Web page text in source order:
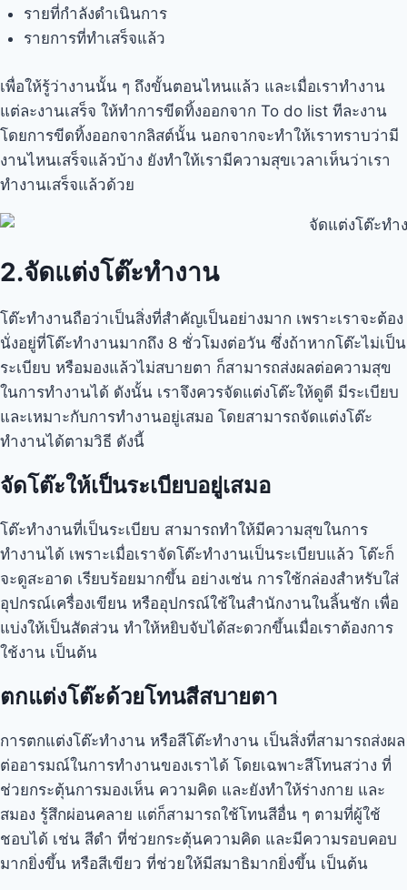
รายที่กำลังดำเนินการ
รายการที่ทำเสร็จแล้ว
เพื่อให้รู้ว่างานนั้น ๆ ถึงขั้นตอนไหนแล้ว และเมื่อเราทำงาน
แต่ละงานเสร็จ ให้ทำการขีดทิ้งออกจาก To do list ทีละงาน
โดยการขีดทิ้งออกจากลิสต์นั้น นอกจากจะทำให้เราทราบว่ามี
งานไหนเสร็จแล้วบ้าง ยังทำให้เรามีความสุขเวลาเห็นว่าเรา
ทำงานเสร็จแล้วด้วย
2.จัดแต่งโต๊ะทำงาน
โต๊ะทำงานถือว่าเป็นสิ่งที่สำคัญเป็นอย่างมาก เพราะเราจะต้อง
นั่งอยู่ที่โต๊ะทำงานมากถึง 8 ชั่วโมงต่อวัน ซึ่งถ้าหากโต๊ะไม่เป็น
ระเบียบ หรือมองแล้วไม่สบายตา ก็สามารถส่งผลต่อความสุข
ในการทำงานได้ ดังนั้น เราจึงควรจัดแต่งโต๊ะให้ดูดี มีระเบียบ
และเหมาะกับการทำงานอยู่เสมอ โดยสามารถจัดแต่งโต๊ะ
ทำงานได้ตามวิธี ดังนี้
จัดโต๊ะให้เป็นระเบียบอยู่เสมอ
โต๊ะทำงานที่เป็นระเบียบ สามารถทำให้มีความสุขในการ
ทำงานได้ เพราะเมื่อเราจัดโต๊ะทำงานเป็นระเบียบแล้ว โต๊ะก็
จะดูสะอาด เรียบร้อยมากขึ้น อย่างเช่น การใช้กล่องสำหรับใส่
อุปกรณ์เครื่องเขียน หรืออุปกรณ์ใช้ในสำนักงานในลิ้นชัก เพื่อ
แบ่งให้เป็นสัดส่วน ทำให้หยิบจับได้สะดวกขึ้นเมื่อเราต้องการ
ใช้งาน เป็นต้น
ตกแต่งโต๊ะด้วยโทนสีสบายตา
การตกแต่งโต๊ะทำงาน หรือสีโต๊ะทำงาน เป็นสิ่งที่สามารถส่งผล
ต่ออารมณ์ในการทำงานของเราได้ โดยเฉพาะสีโทนสว่าง ที่
ช่วยกระตุ้นการมองเห็น ความคิด และยังทำให้ร่างกาย และ
สมอง รู้สึกผ่อนคลาย แต่ก็สามารถใช้โทนสีอื่น ๆ ตามที่ผู้ใช้
ชอบได้ เช่น สีดำ ที่ช่วยกระตุ้นความคิด และมีความรอบคอบ
มากยิ่งขึ้น หรือสีเขียว ที่ช่วยให้มีสมาธิมากยิ่งขึ้น เป็นต้น